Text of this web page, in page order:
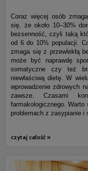
Coraz więcej osób
się, że około 10–30%
bezsenność, czyli taką
od 6 do 10% populacji.
zmaga się z przewlekłą
może być naprawdę
somatyczne czy też
niewłaściwą dietę. W
wprowadzenie zdrowych
zawsze. Czasami
farmakologicznego. Warto
problemach z zasypianie i
czytaj całość »